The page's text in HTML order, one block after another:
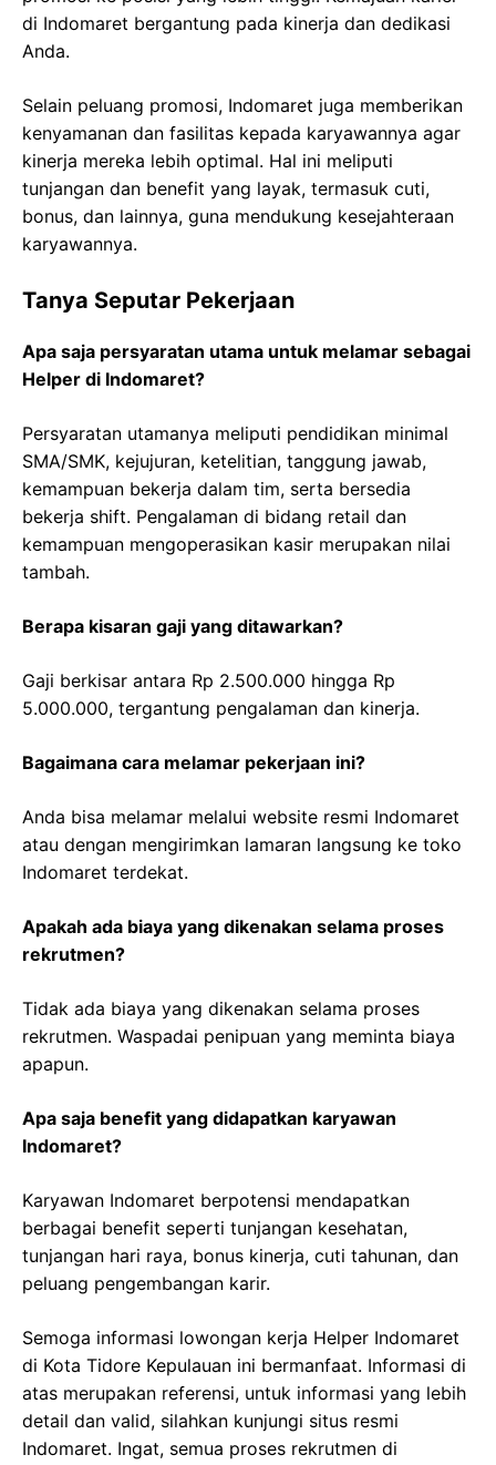
di Indomaret bergantung pada kinerja dan dedikasi
Anda.
Selain peluang promosi, Indomaret juga memberikan
kenyamanan dan fasilitas kepada karyawannya agar
kinerja mereka lebih optimal. Hal ini meliputi
tunjangan dan benefit yang layak, termasuk cuti,
bonus, dan lainnya, guna mendukung kesejahteraan
karyawannya.
Tanya Seputar Pekerjaan
Apa saja persyaratan utama untuk melamar sebagai
Helper di Indomaret?
Persyaratan utamanya meliputi pendidikan minimal
SMA/SMK, kejujuran, ketelitian, tanggung jawab,
kemampuan bekerja dalam tim, serta bersedia
bekerja shift. Pengalaman di bidang retail dan
kemampuan mengoperasikan kasir merupakan nilai
tambah.
Berapa kisaran gaji yang ditawarkan?
Gaji berkisar antara Rp 2.500.000 hingga Rp
5.000.000, tergantung pengalaman dan kinerja.
Bagaimana cara melamar pekerjaan ini?
Anda bisa melamar melalui website resmi Indomaret
atau dengan mengirimkan lamaran langsung ke toko
Indomaret terdekat.
Apakah ada biaya yang dikenakan selama proses
rekrutmen?
Tidak ada biaya yang dikenakan selama proses
rekrutmen. Waspadai penipuan yang meminta biaya
apapun.
Apa saja benefit yang didapatkan karyawan
Indomaret?
Karyawan Indomaret berpotensi mendapatkan
berbagai benefit seperti tunjangan kesehatan,
tunjangan hari raya, bonus kinerja, cuti tahunan, dan
peluang pengembangan karir.
Semoga informasi lowongan kerja Helper Indomaret
di Kota Tidore Kepulauan ini bermanfaat. Informasi di
atas merupakan referensi, untuk informasi yang lebih
detail dan valid, silahkan kunjungi situs resmi
Indomaret. Ingat, semua proses rekrutmen di